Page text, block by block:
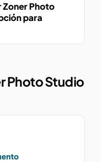
Zoner Photo
para
Photo Studio